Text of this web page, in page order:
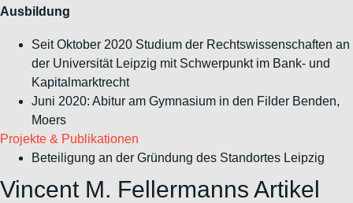
Ausbildung
Seit Oktober 2020 Studium der Rechtswissenschaften an
der Universität Leipzig mit Schwerpunkt im Bank- und
Kapitalmarktrecht
Juni 2020: Abitur am Gymnasium in den Filder Benden,
Moers
Projekte & Publikationen
Beteiligung an der Gründung des Standortes Leipzig
Vincent M. Fellermanns Artikel